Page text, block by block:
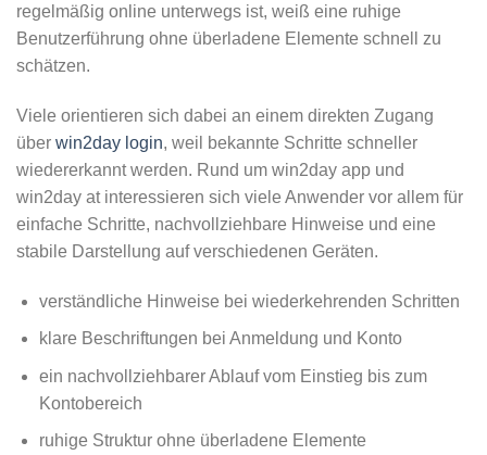
regelmäßig online unterwegs ist, weiß eine ruhige
Benutzerführung ohne überladene Elemente schnell zu
schätzen.
Viele orientieren sich dabei an einem direkten Zugang
über win2day login, weil bekannte Schritte schneller
wiedererkannt werden. Rund um win2day app und
win2day at interessieren sich viele Anwender vor allem für
einfache Schritte, nachvollziehbare Hinweise und eine
stabile Darstellung auf verschiedenen Geräten.
verständliche Hinweise bei wiederkehrenden Schritten
klare Beschriftungen bei Anmeldung und Konto
ein nachvollziehbarer Ablauf vom Einstieg bis zum
Kontobereich
ruhige Struktur ohne überladene Elemente